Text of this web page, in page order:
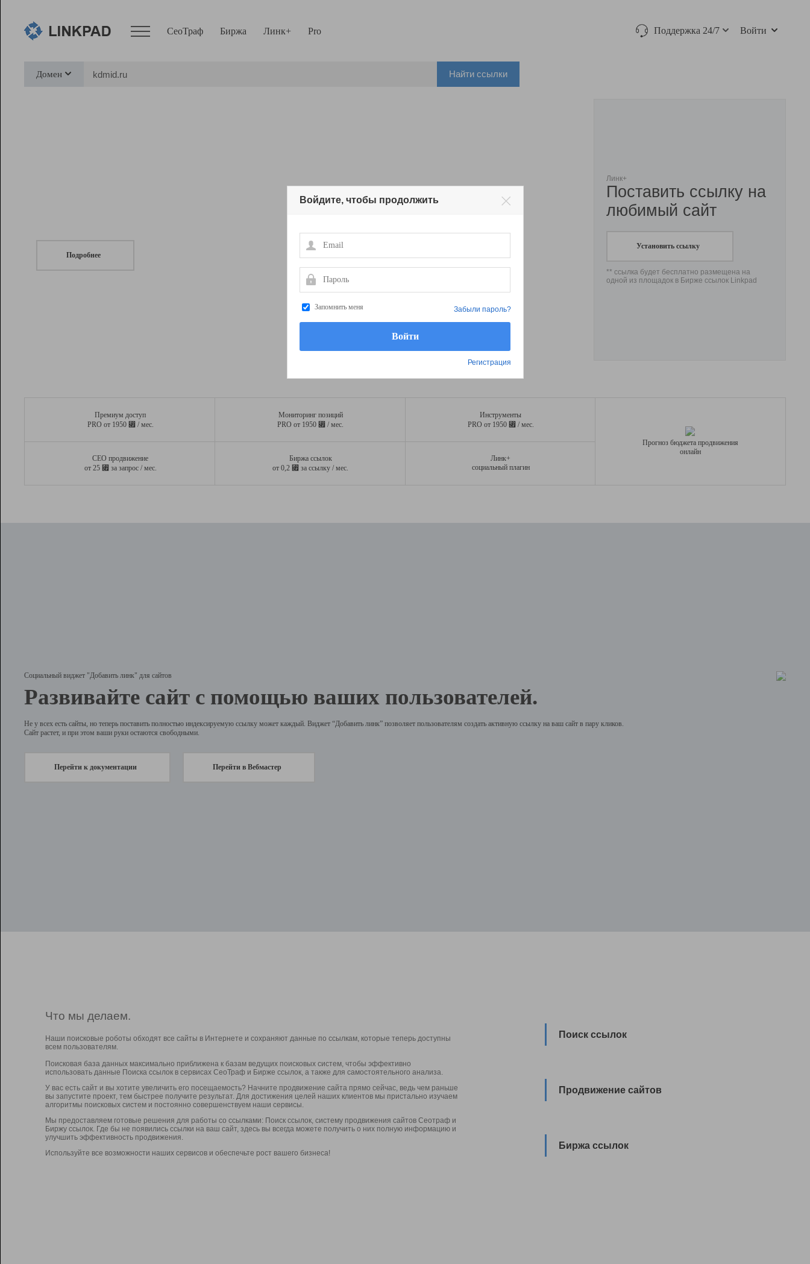
СеоТраф Биржа Линк+ Pro Поддержка 24/7 Войти
Домен Найти ссылки
Подробнее
Линк+
Поставить ссылку на
любимый сайт
Установить ссылку
** ссылка будет бесплатно размещена на
одной из площадок в Бирже ссылок Linkpad
Премиум доступ
PRO от 1950 ⃏ / мес.
Мониторинг позиций
PRO от 1950 ⃏ / мес.
Инструменты
PRO от 1950 ⃏ / мес.
СЕО продвижение
от 25 ⃏ за запрос / мес.
Биржа ссылок
от 0,2 ⃏ за ссылку / мес.
Линк+
социальный плагин
Прогноз бюджета продвижения
онлайн
Социальный виджет "Добавить линк" для сайтов
Развивайте сайт с помощью ваших пользователей.
Не у всех есть сайты, но теперь поставить полностью индексируемую ссылку может каждый. Виджет “Добавить линк” позволяет пользователям создать активную ссылку на ваш сайт в пару кликов.
Сайт растет, и при этом ваши руки остаются свободными.
Перейти к документации Перейти в Вебмастер
Что мы делаем.
Наши поисковые роботы обходят все сайты в Интернете и сохраняют данные по ссылкам, которые теперь доступны
всем пользователям.
Поисковая база данных максимально приближена к базам ведущих поисковых систем, чтобы эффективно
использовать данные Поиска ссылок в сервисах СеоТраф и Бирже ссылок, а также для самостоятельного анализа.
У вас есть сайт и вы хотите увеличить его посещаемость? Начните продвижение сайта прямо сейчас, ведь чем раньше
вы запустите проект, тем быстрее получите результат. Для достижения целей наших клиентов мы пристально изучаем
алгоритмы поисковых систем и постоянно совершенствуем наши сервисы.
Мы предоставляем готовые решения для работы со ссылками: Поиск ссылок, систему продвижения сайтов Сеотраф и
Биржу ссылок. Где бы не появились ссылки на ваш сайт, здесь вы всегда можете получить о них полную информацию и
улучшить эффективность продвижения.
Используйте все возможности наших сервисов и обеспечьте рост вашего бизнеса!
Поиск ссылок
Продвижение сайтов
Биржа ссылок
Войдите, чтобы продолжить
Email
Пароль
Запомнить меня
Регистрация
Забыли пароль?